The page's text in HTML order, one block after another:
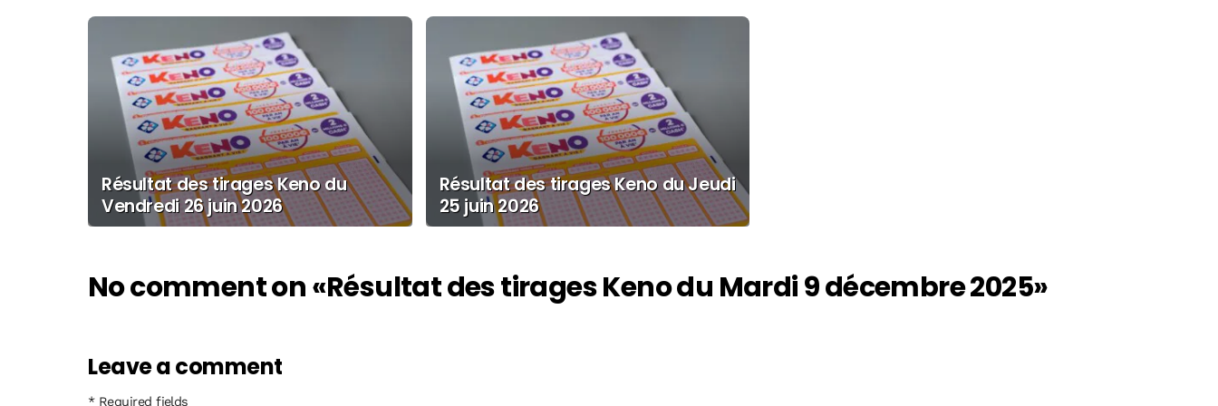
Résultat des tirages Keno du
Vendredi 26 juin 2026
Résultat des tirages Keno du Jeudi
25 juin 2026
No comment on«Résultat des tirages Keno du Mardi 9 décembre 2025»
Leave a comment
* Required fields